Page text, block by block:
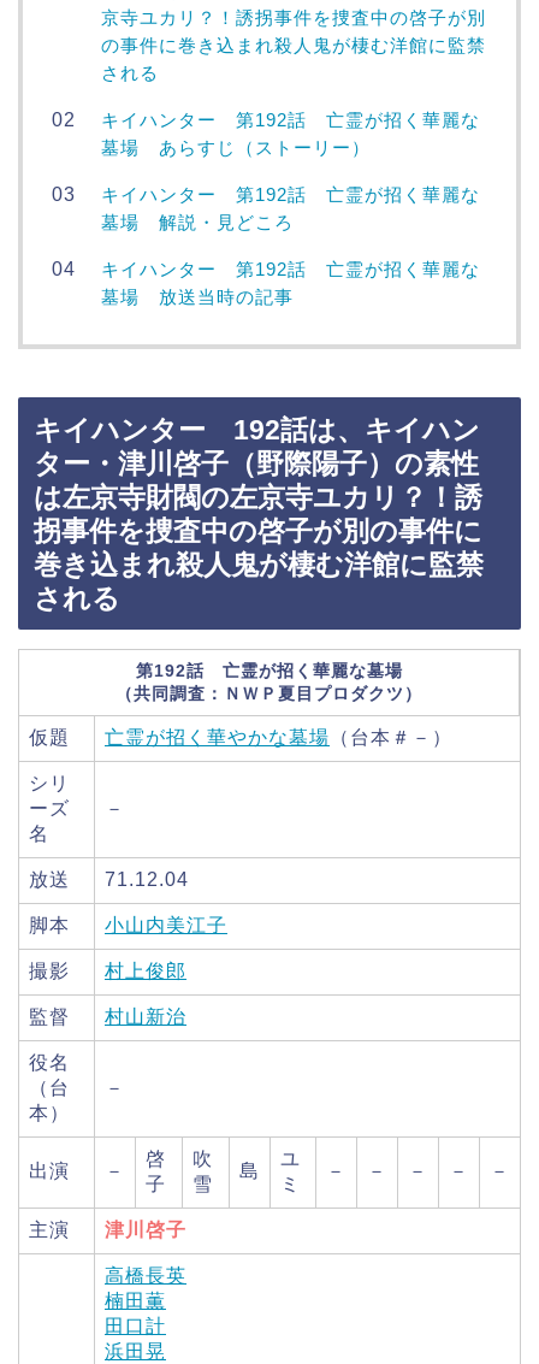
京寺ユカリ？！誘拐事件を捜査中の啓子が別
の事件に巻き込まれ殺人鬼が棲む洋館に監禁
される
キイハンター 第192話 亡霊が招く華麗な
墓場 あらすじ（ストーリー）
キイハンター 第192話 亡霊が招く華麗な
墓場 解説・見どころ
キイハンター 第192話 亡霊が招く華麗な
墓場 放送当時の記事
キイハンター 192話は、キイハン
ター・津川啓子（野際陽子）の素性
は左京寺財閥の左京寺ユカリ？！誘
拐事件を捜査中の啓子が別の事件に
巻き込まれ殺人鬼が棲む洋館に監禁
される
第192話 亡霊が招く華麗な墓場
（共同調査：ＮＷＰ夏目プロダクツ）
仮題 亡霊が招く華やかな墓場 （台本＃－）
シリ
ーズ
名
－
放送 71.12.04
脚本 小山内美江子
撮影 村上俊郎
監督 村山新治
役名
（台
本）
－
出演 －
啓
子
吹
雪
島
ユ
ミ
－ － － － －
主演 津川啓子
高橋長英
楠田薫
田口計
浜田晃